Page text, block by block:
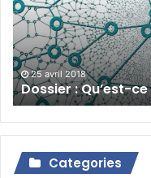
que
l’intelligence
artificielle
?
25 avril 2018
Dossier : Qu’est-
Categories